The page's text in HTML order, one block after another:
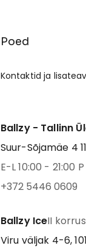
Poed
Kontaktid ja
Ballzy - Tallinn
Suur-Sõjamäe 4
E-L 10:00 - 21:00
+372 5446 0609
Ballzy IceII korrus
Viru väljak 4-6,